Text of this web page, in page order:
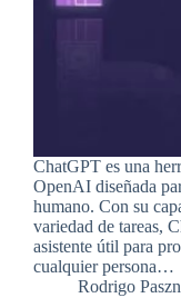
ChatGPT es una
OpenAI diseñada
humano. Con su
variedad de tareas,
asistente útil para
cualquier persona…
Rodrigo